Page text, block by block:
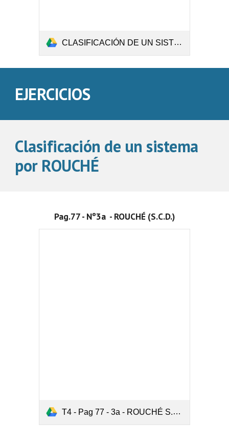
CLASIFICACIÓN DE UN SISTEMA POR ROUCHÉ.pdf
EJERCICIOS
Clasificación de un sistema
por ROUCHÉ
Pag.77 - Nº3a  - ROUCHÉ (S.C.D.)
T4 - Pag 77 - 3a - ROUCHÉ S.C.D.pdf